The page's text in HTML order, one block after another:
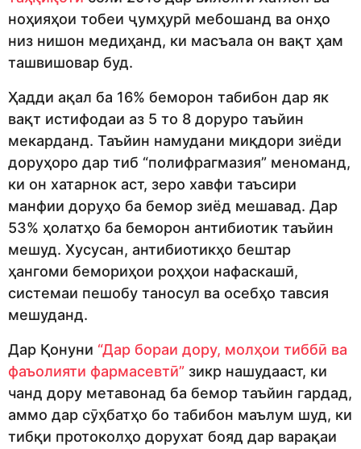
ноҳияҳои тобеи ҷумҳурӣ мебошанд ва онҳо
низ нишон медиҳанд, ки масъала он вақт ҳам
ташвишовар буд.
Ҳадди ақал ба 16% беморон табибон дар як
вақт истифодаи аз 5 то 8 доруро таъйин
мекарданд. Таъйин намудани миқдори зиёди
доруҳоро дар тиб “полифрагмазия” меноманд,
ки он хатарнок аст, зеро хавфи таъсири
манфии доруҳо ба бемор зиёд мешавад. Дар
53% ҳолатҳо ба беморон антибиотик таъйин
мешуд. Хусусан, антибиотикҳо бештар
ҳангоми бемориҳои роҳҳои нафаскашӣ,
системаи пешобу таносул ва осебҳо тавсия
мешуданд.
Дар Қонуни “Дар бораи дору, молҳои тиббӣ ва
фаъолияти фармасевтӣ” зикр нашудааст, ки
чанд дору метавонад ба бемор таъйин гардад,
аммо дар сӯҳбатҳо бо табибон маълум шуд, ки
тибқи протоколҳо дорухат бояд дар варақаи